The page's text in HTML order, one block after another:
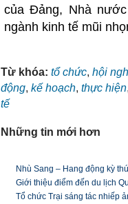
của Đảng, Nhà
ngành kinh tế mũi
Từ khóa: tổ chức, hội
động, kế hoạch, thực hiện
tế
Những tin mới hơn
Nhù Sang – Hang động kỳ
Giới thiệu điểm đến du lịch
Tổ chức Trại sáng tác nhiếp